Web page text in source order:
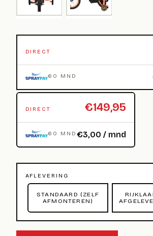
DIRECT
60 MND
DIRECT €149,95
60 MND €3,00 / mnd
AFLEVERING
STANDAARD (ZELF
AFMONTEREN)